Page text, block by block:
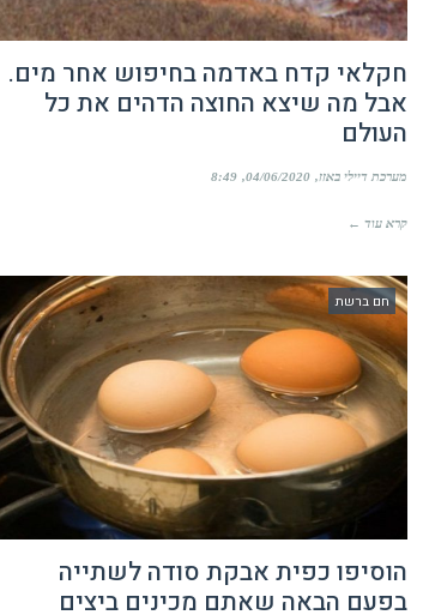
חקלאי קדח באדמה בחיפוש אחר מים.
אבל מה שיצא החוצה הדהים את כל
העולם
מערכת דיילי באזז 04/06/2020
8:49
קרא עוד ←
חם ברשת
הוסיפו כפית אבקת סודה לשתייה
בפעם הבאה שאתם מכינים ביצים